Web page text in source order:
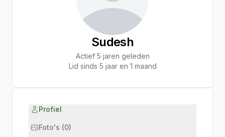
Sudesh
Actief 5 jaren geleden
Lid sinds 5 jaar en 1 maand
Profiel
Foto's (0)